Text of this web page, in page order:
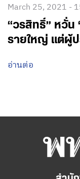
March 25, 2021 -
“วรสิทธิ์” หวั่น
รายใหญ่ แต่ผู้ป
อ่านต่อ